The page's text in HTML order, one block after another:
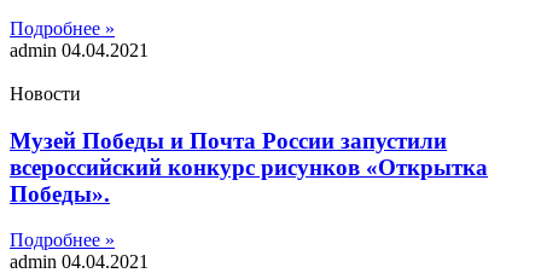
Подробнее »
admin 04.04.2021
Новости
Музей Победы и Почта России запустили
всероссийский конкурс рисунков «Открытка
Победы».
Подробнее »
admin 04.04.2021